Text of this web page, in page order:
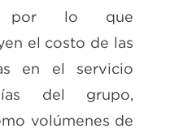
por lo que
el costo de las
en el servicio
del grupo,
volúmenes de